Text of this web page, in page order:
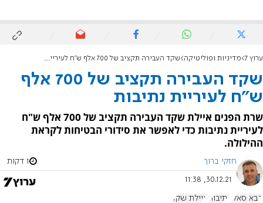
ערוץ 7 מדיניות ופוליטיקה שקד העבירה תקציב של 700 אלף ש"ח לעיריית נתיבות
שקד העבירה תקציב של 700 אלף
ש"ח לעיריית נתיבות
שרת הפנים איילת שקד העבירה תקציב של 700 אלף ש"ח
לעיריית נתיבות כדי לאפשר את סידורי הבטיחות לקראת
ההילולה.
חזקי ברוך 1 דקות
30.12.21, 11:38
בבא סאלי נתיבות איילת שקד